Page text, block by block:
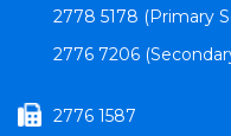
2778 5178 (Primary
2776 7206
2776 1587